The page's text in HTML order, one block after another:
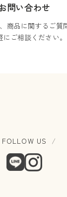
問い合わせ
商品に関するご質
にご相談ください。
FOLLOW US